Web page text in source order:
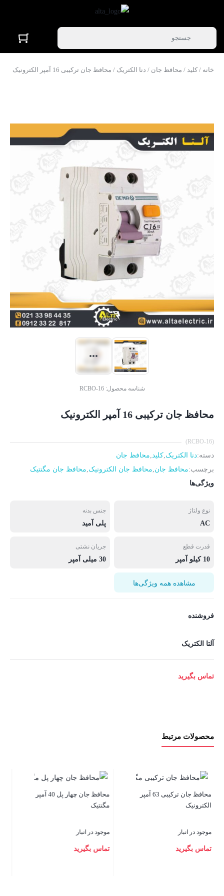
خانه / کلید / محافظ جان / دنا الکتریک / محافظ جان ترکیبی 16 آمپر الکترونیک
شناسه محصول:RCBO-16
محافظ جان ترکیبی 16 آمپر الکترونیک
(RCBO-16)
دسته:دنا الکتریک کلید محافظ جان
برچسب:محافظ جان محافظ جان الکترونیک محافظ جان مگنتیک
ویژگی‌ها
نوع ولتاژ
AC
جنس بدنه
پلی آمید
قدرت قطع
10 کیلو آمپر
جریان نشتی
30 میلی آمپر
مشاهده همه ویژگی‌ها
فروشنده
آلتا الکتریک
تماس بگیرید
محصولات مرتبط
محافظ جان چهار پل 40 آمپر
انبار
بگیرید
محافظ جان ترکیبی 50 آمپر مگنتیک
تماس بگیرید